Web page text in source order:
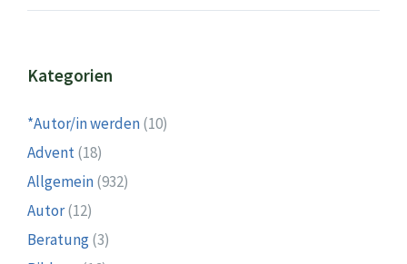
Kategorien
*Autor/in werden(10)
Advent(18)
Allgemein(932)
Autor(12)
Beratung(3)